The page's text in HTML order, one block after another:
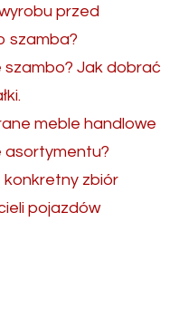
przed
szamba?
szambo? Jak dobrać
meble handlowe
asortymentu?
konkretny zbiór
pojazdów